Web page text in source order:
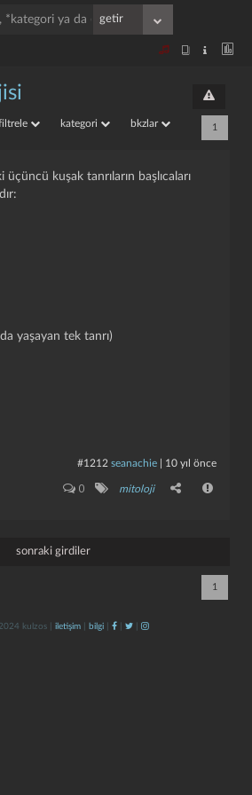
kategori bkzlar 1
kuşak tanrıların başlıcaları
yaşayan tek tanrı)
#1212 seanachie 10 yıl önce
0 mitoloji
sonraki girdiler
1
kulzos | iletişim| bilgi| | |